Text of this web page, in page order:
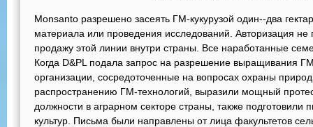
Monsanto разрешено засеять ГМ-кукурузой один--два
материала или проведения исследований. Авторизация не
продажу этой линии внутри страны. Все наработанные
Когда D&PL подала запрос на разрешение выращивания
организации, сосредоточенные на вопросах охраны
распространению ГМ-технологий, выразили мощный
должности в аграрном секторе страны, также подготовили
культур. Письма были направлены от лица факультетов